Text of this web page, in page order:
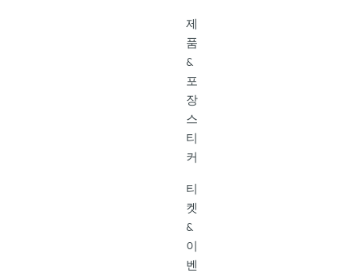
제
품
&
포
장
스
티
커
티
켓
&
이
벤